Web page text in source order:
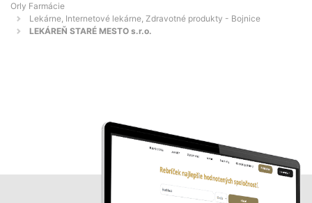
Orly Farmácie
Lekárne, Internetové lekárne, Zdravotné produkty - Bojnice
LEKÁREŇ STARÉ MESTO s.r.o.